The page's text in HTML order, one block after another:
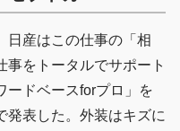
日産はこの仕事の「相
をトータルでサポート
ードベースforプロ」を
発表した。外装はキズに